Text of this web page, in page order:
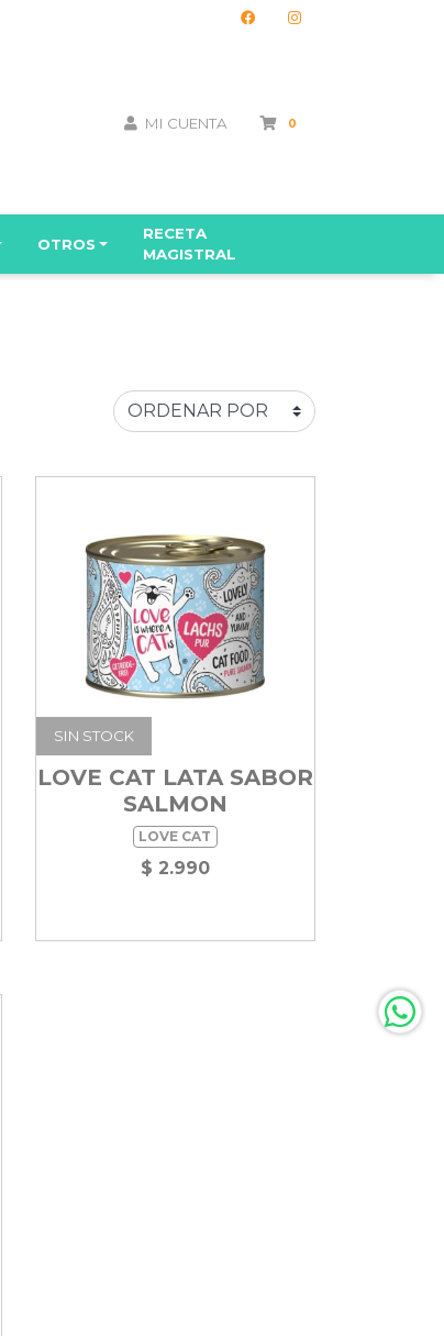
MI CUENTA 0
OTROS
RECETA
MAGISTRAL
SIN STOCK
LOVE CAT LATA SABOR
SALMON
LOVE CAT
$ 2.990